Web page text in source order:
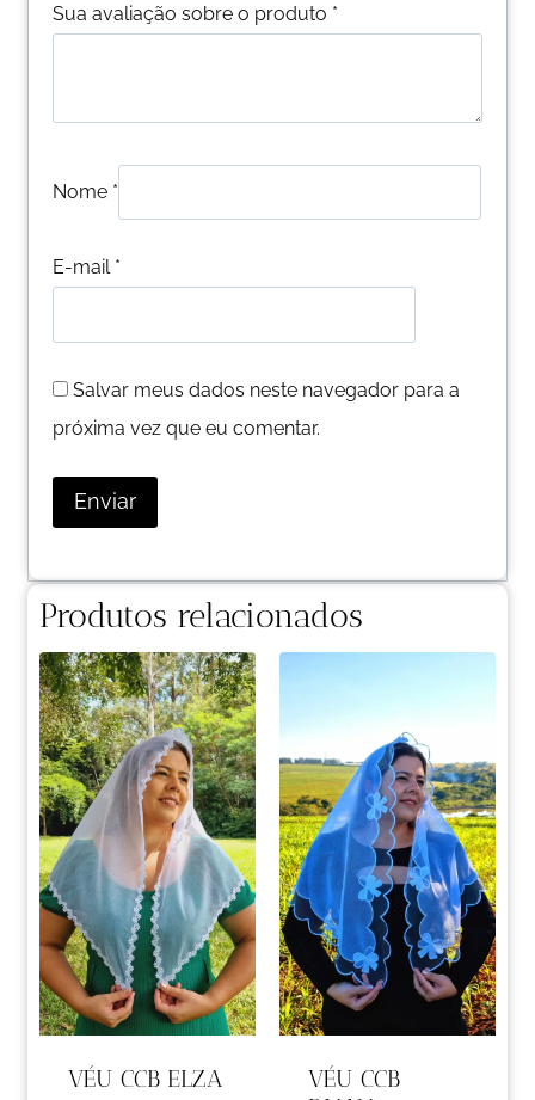
Sua avaliação sobre o produto *
Nome *
E-mail *
Salvar meus dados neste navegador para a
próxima vez que eu comentar.
Produtos relacionados
VÉU CCB ELZA
VÉU CCB